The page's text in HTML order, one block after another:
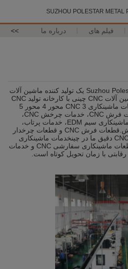
SUZHOU POLESTAR METAL
فیلم های درباره ما >>
Suzhou Polestar Metal Products Co., Ltd یک تولید کننده ماشین آلات
دقیق CNC چین و شرکت ماشین آلات CNC چینی با کارخانه تولید CNC
پیشرفته در چین است.ما خدمات ماشینکاری CNC 3 محور 4 محور 5
محور را ارائه می دهیم، خدمات فرش CNC، خدمات چرخش CNC،
خدمات آسیاب CNC، خدمات ماشینکاری سیم EDM، خدمات پرتاب،
خدمات خم کردن، خدمات جوش.قطعات فرش CNC و قطعات چرخدار
CNC در کارخانه ماشین آلات CNC دقیق ما در چینخدمات ماشینکاری
CNC متعهد به ارائه بهترین قطعات ماشینکاری سفارشی CNC و خدمات